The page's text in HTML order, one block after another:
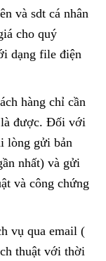
và sdt cá nhân
cho quý
dạng file điện
hàng chỉ cần
là được. Đối với
lòng gửi bản
nhất) và gửi
và công chứng
vụ qua email (
thuật với thời